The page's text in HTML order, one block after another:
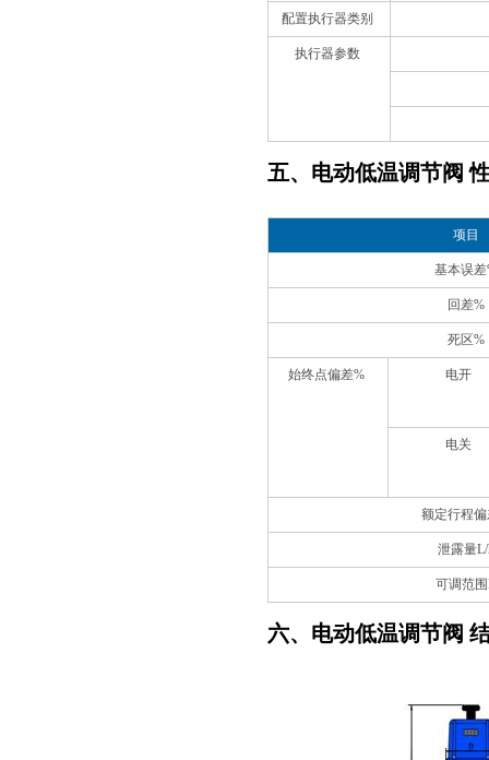
配置执行器类别
执行器参数
五、电动低温调节阀
项目
基本误差
回差%
死区%
始终点偏差% 电开
电关
额定行程偏
泄露量L/
可调范
六、电动低温调节阀